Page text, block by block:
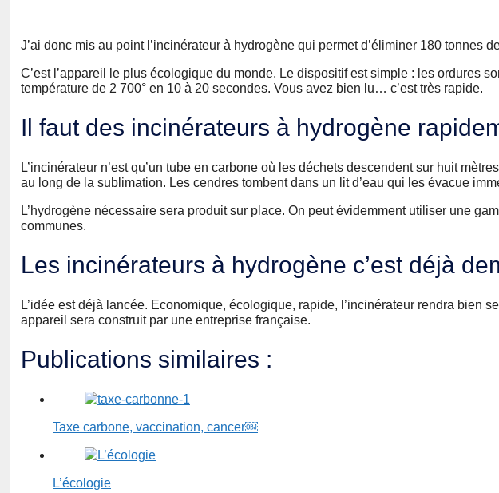
J’ai donc mis au point l’incinérateur à hydrogène qui permet d’éliminer 180 tonnes
C’est l’appareil le plus écologique du monde. Le dispositif est simple : les ordures
température de 2 700° en 10 à 20 secondes. Vous avez bien lu… c’est très rapide.
Il faut des incinérateurs à hydrogène
L’incinérateur n’est qu’un tube en carbone où les déchets descendent sur huit
au long de la sublimation. Les cendres tombent dans un lit d’eau qui les évacue
L’hydrogène nécessaire sera produit sur place. On peut évidemment utiliser une
communes.
Les incinérateurs à hydrogène c’est déjà
L’idée est déjà lancée. Economique, écologique, rapide, l’incinérateur rendra bien
appareil sera construit par une entreprise française.
Publications similaires :
Taxe carbone, vaccination, cancer￼
L’écologie